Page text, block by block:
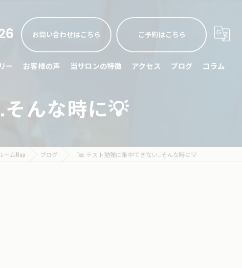
お問い合わせはこちら ご予約はこちら
ー お客様の声 当サロンの特徴
睡眠不足
頭痛
眼精疲労
アクセス ブログ コラム
んな時に💡
ームNap ブログ 「📖 テスト勉強に集中できない…そんな時に💡